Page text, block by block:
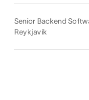
Senior Backend
Reykjavík